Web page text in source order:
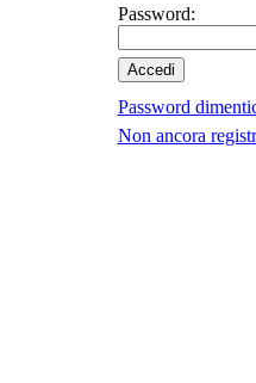
Password:
Password
Non ancora